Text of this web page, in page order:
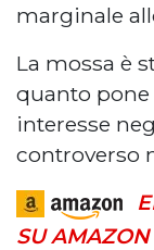
marginale
La mossa è
quanto pone
interesse
controverso
SU